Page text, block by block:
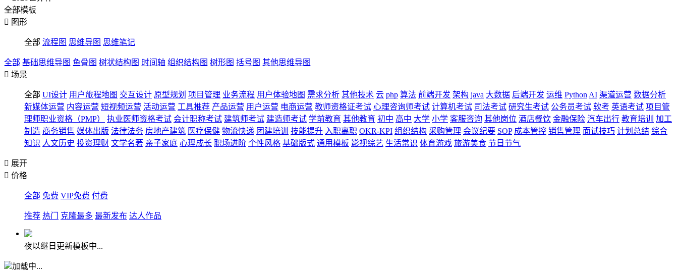
全部模板
 图形
全部 流程图 思维导图 思维笔记
全部 基础思维导图 鱼骨图 树状结构图 时间轴 组织结构图 树形图 括号图 其他思维导图
 场景
全部 UI设计 用户旅程地图 交互设计 原型规划 项目管理 业务流程 用户体验地图 需求分析 其他技术 云 php 算法 前端开发 架构 java 大数据 后端开发 运维 Python AI 渠道运营 数据分析
新媒体运营 内容运营 短视频运营 活动运营 工具推荐 产品运营 用户运营 电商运营 教师资格证考试 心理咨询师考试 计算机考试 司法考试 研究生考试 公务员考试 软考 英语考试 项目管
理师职业资格（PMP）
执业医师资格考试 会计职称考试 建筑师考试 建造师考试 学前教育 其他教育 初中 高中 大学 小学 客服咨询 其他岗位 酒店餐饮 金融保险 汽车出行 教育培训
加工
制造 商务销售 媒体出版 法律法务 房地产建筑 医疗保健 物流快递 团建培训 技能提升 入职离职 OKR-KPI 组织结构 采购管理 会议纪要 SOP 成本管控 销售管理 面试技巧 计划总结 综合
知识 人文历史 投资理财 文学名著 亲子家庭 心理成长 职场进阶 个性风格 基础版式 通用模板 影视综艺 生活常识 体育游戏 旅游美食 节日节气
 展开
 价格
全部 免费 VIP免费 付费
推荐 热门 克隆最多 最新发布 达人作品
夜以继日更新模板中...
加载中...